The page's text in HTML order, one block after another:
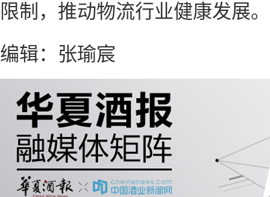
限制，推动物流行业健康发展。
编辑：张瑜宸